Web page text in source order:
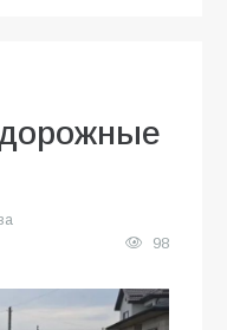
98